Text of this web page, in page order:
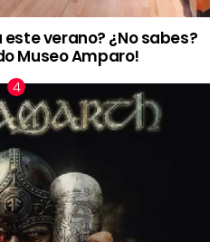
verano? ¿No sabes?
Museo Amparo!